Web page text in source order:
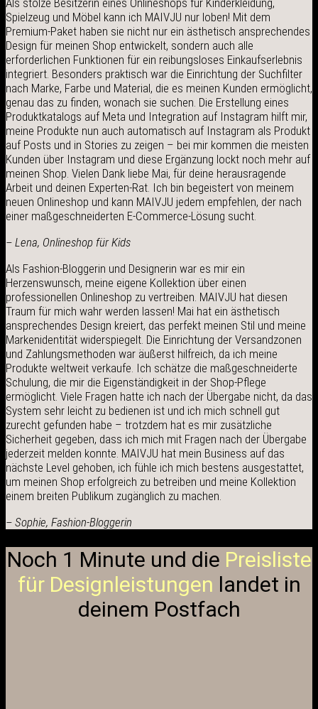
Als stolze Besitzerin eines Onlineshops für Kinderkleidung,
Spielzeug und Möbel kann ich MAIVJU nur loben! Mit dem
Premium-Paket haben sie nicht nur ein ästhetisch ansprechendes
Design für meinen Shop entwickelt, sondern auch alle
erforderlichen Funktionen für ein reibungsloses Einkaufserlebnis
integriert. Besonders praktisch war die Einrichtung der Suchfilter
nach Marke, Farbe und Material, die es meinen Kunden ermöglicht,
genau das zu finden, wonach sie suchen. Die Erstellung eines
Produktkatalogs auf Meta und Integration auf Instagram hilft mir,
meine Produkte nun auch automatisch auf Instagram als Produkt
auf Posts und in Stories zu zeigen – bei mir kommen die meisten
Kunden über Instagram und diese Ergänzung lockt noch mehr auf
meinen Shop. Vielen Dank liebe Mai, für deine herausragende
Arbeit und deinen Experten-Rat. Ich bin begeistert von meinem
neuen Onlineshop und kann MAIVJU jedem empfehlen, der nach
einer maßgeschneiderten E-Commerce-Lösung sucht.
– Lena, Onlineshop für Kids
Als Fashion-Bloggerin und Designerin war es mir ein
Herzenswunsch, meine eigene Kollektion über einen
professionellen Onlineshop zu vertreiben. MAIVJU hat diesen
Traum für mich wahr werden lassen! Mai hat ein ästhetisch
ansprechendes Design kreiert, das perfekt meinen Stil und meine
Markenidentität widerspiegelt. Die Einrichtung der Versandzonen
und Zahlungsmethoden war äußerst hilfreich, da ich meine
Produkte weltweit verkaufe. Ich schätze die maßgeschneiderte
Schulung, die mir die Eigenständigkeit in der Shop-Pflege
ermöglicht. Viele Fragen hatte ich nach der Übergabe nicht, da das
System sehr leicht zu bedienen ist und ich mich schnell gut
zurecht gefunden habe – trotzdem hat es mir zusätzliche
Sicherheit gegeben, dass ich mich mit Fragen nach der Übergabe
jederzeit melden konnte. MAIVJU hat mein Business auf das
nächste Level gehoben, ich fühle ich mich bestens ausgestattet,
um meinen Shop erfolgreich zu betreiben und meine Kollektion
einem breiten Publikum zugänglich zu machen.
– Sophie, Fashion-Bloggerin
Noch 1 Minute und die Preisliste
für Designleistungen landet in
deinem Postfach